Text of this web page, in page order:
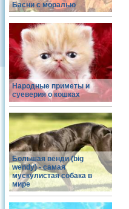
Басни с моралью
Народные приметы и
суеверия о кошках
Большая венди (big
wendy) - самая
мускулистая собака в
мире